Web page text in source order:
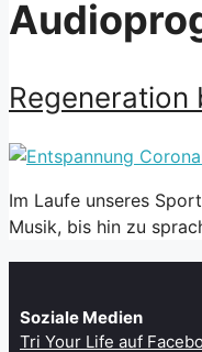
Im Laufe unseres
Musik, bis hin zu
Soziale Medien
Tri Your Life auf